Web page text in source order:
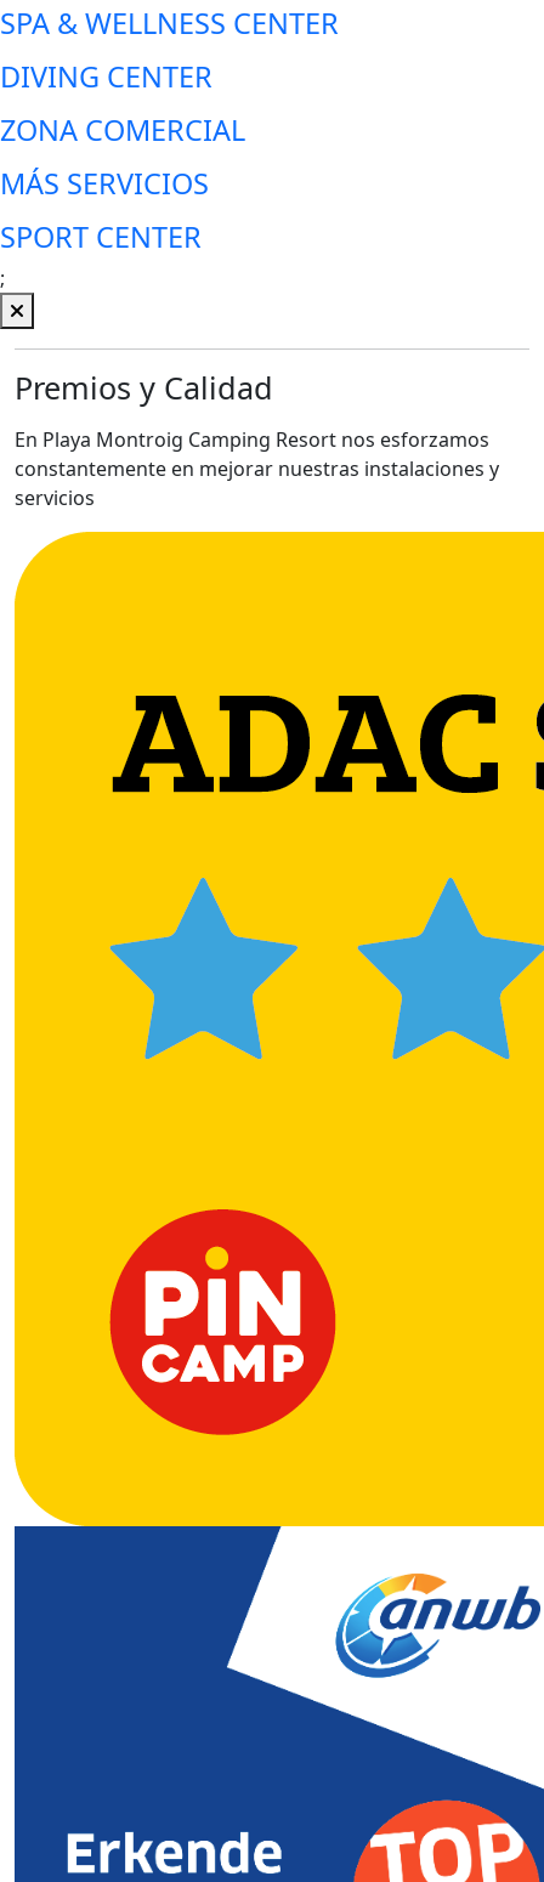
SPA & WELLNESS CENTER
DIVING CENTER
ZONA COMERCIAL
MÁS SERVICIOS
SPORT CENTER
;
Premios y Calidad
En Playa Montroig Camping Resort nos esforzamos
constantemente en mejorar nuestras instalaciones y
servicios